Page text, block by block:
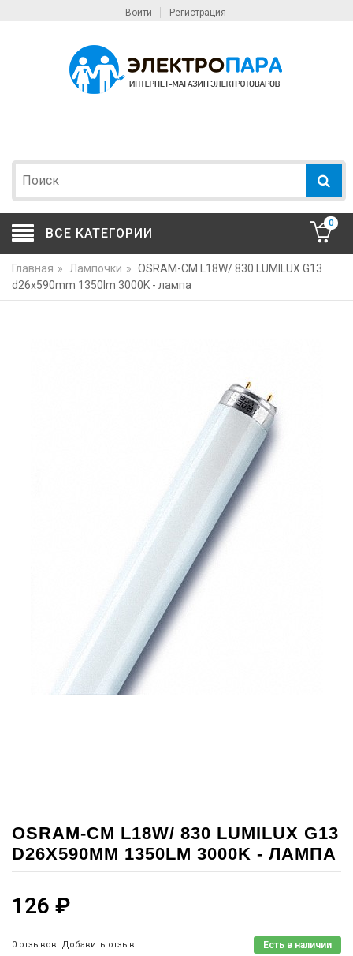
Войти Регистрация
ВСЕ КАТЕГОРИИ
0
Главная » Лампочки » OSRAM-СМ L18W/ 830 LUMILUX G13
d26x590mm 1350lm 3000K - лампа
OSRAM-СМ L18W/ 830 LUMILUX G13
D26X590MM 1350LM 3000K - ЛАМПА
126 ₽
0 отзывов. Добавить отзыв. Есть в наличии